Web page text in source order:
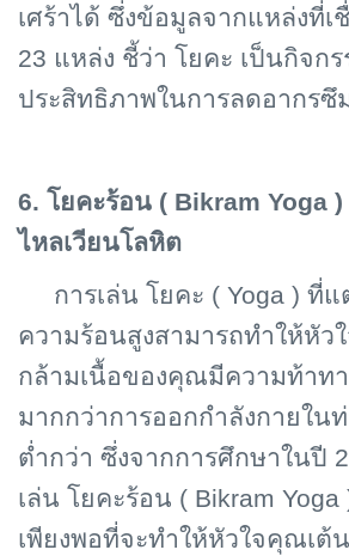
เศร้าได้ ซึ่งข้อมูลจากแหล่งที่
23 แหล่ง ชี้ว่า โยคะ เป็นกิจก
ประสิทธิภาพในการลดอากรซึ
6. โยคะร้อน ( Bikram Yoga
ไหลเวียนโลหิต
การเล่น โยคะ ( Yoga ) ที่
ความร้อนสูงสามารถทำให้หัว
กล้ามเนื้อของคุณมีความท้าท
มากกว่าการออกกำลังกายใ
ต่ำกว่า ซึ่งจากการศึกษาในปี
เล่น โยคะร้อน ( Bikram Yoga
เพียงพอที่จะทำให้หัวใจคุณเต้